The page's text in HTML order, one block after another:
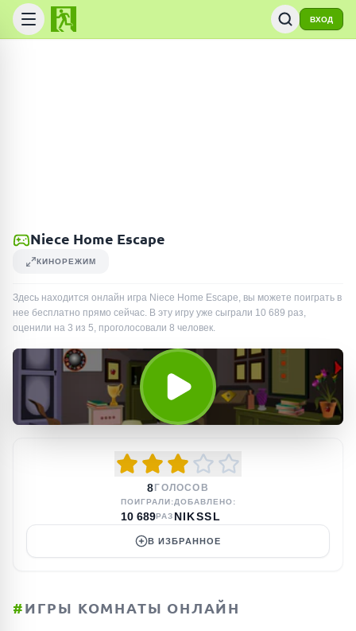
ВХОД
Niece Home Escape
КИНОРЕЖИМ
Здесь находится онлайн игра Niece Home Escape, вы можете поиграть в
нее бесплатно прямо сейчас. В эту игру уже сыграли 10 689 раз,
оценили на 3 из 5, проголосовали 8 человек.
8 ГОЛОСОВ
ПОИГРАЛИ:
10 689РАЗ
ДОБАВЛЕНО:
NIKSSL
В ИЗБРАННОЕ
#ИГРЫ КОМНАТЫ ОНЛАЙН